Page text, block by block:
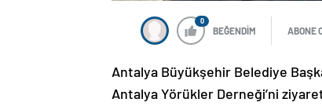
0
BEĞENDİM ABONE
Antalya Büyükşehir Belediye
Antalya Yörükler Derneği’ni